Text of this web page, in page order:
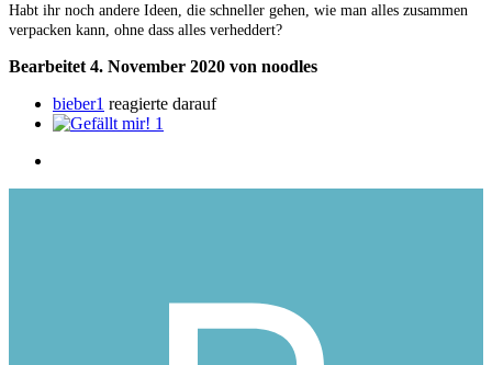
Habt ihr noch andere Ideen, die schneller gehen, wie man alles zusammen
verpacken kann, ohne dass alles verheddert?
Bearbeitet 4. November 2020 von noodles
bieber1 reagierte darauf
1